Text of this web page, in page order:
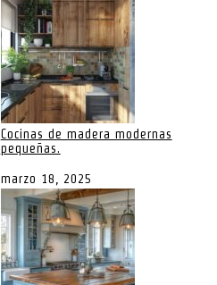
Cocinas de madera modernas
pequeñas.
marzo 18, 2025